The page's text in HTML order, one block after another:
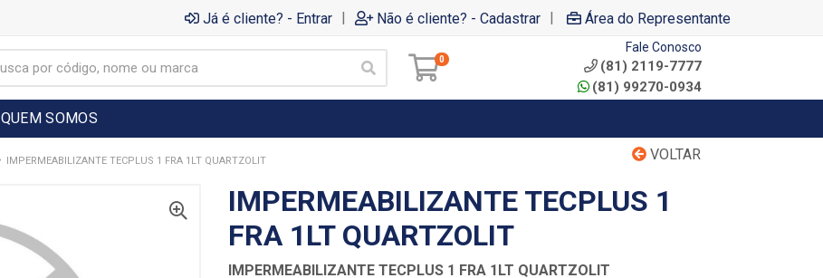
Já é cliente? - Entrar | Não é cliente? - Cadastrar | Área do Representante
0
Fale Conosco
(81) 2119-7777
(81) 99270-0934
QUEM SOMOS
VOLTAR
IMPERMEABILIZANTE TECPLUS 1 FRA 1LT QUARTZOLIT
IMPERMEABILIZANTE TECPLUS 1
FRA 1LT QUARTZOLIT
IMPERMEABILIZANTE TECPLUS 1 FRA 1LT QUARTZOLIT